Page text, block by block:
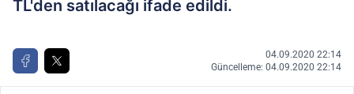
TL'den satılacağı ifade edildi.
04.09.2020 22:14
Güncelleme: 04.09.2020 22:14